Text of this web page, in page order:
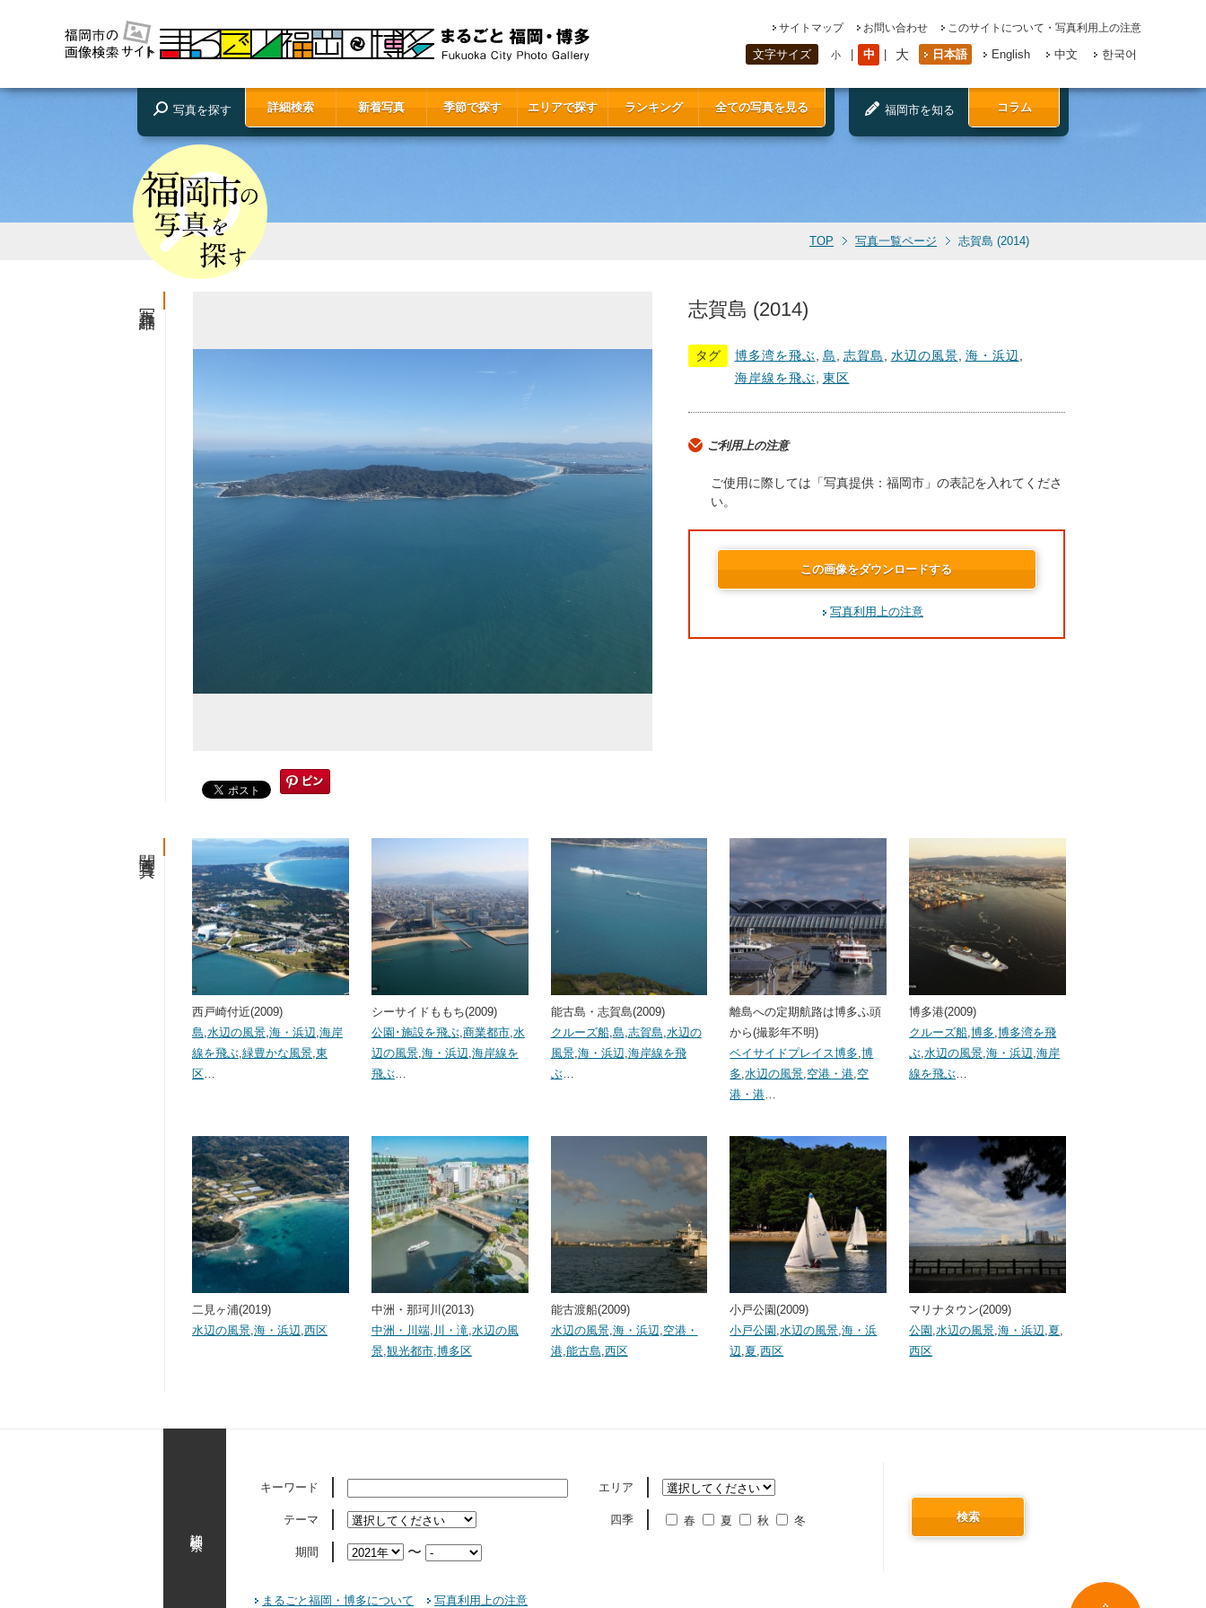
サイトマップ お問い合わせ このサイトについて・写真利用上の注意
文字サイズ 小 中 大 日本語 English 中文 한국어
写真を探す 詳細検索 新着写真 季節で探す エリアで探す ランキング 全ての写真を見る 福岡市を知る コラム
TOP 写真一覧ページ 志賀島 (2014)
志賀島 (2014)
タグ 博多湾を飛ぶ 島 志賀島 水辺の風景 海・浜辺
海岸線を飛ぶ
東区
ご利用上の注意
ご使用に際しては「写真提供：福岡市」の表記を入れてくださ
い。
この画像をダウンロードする
写真利用上の注意
西戸崎付近(2009)
島 水辺の風景 海・浜辺 海岸
線を飛ぶ 緑豊かな風景 東
区
シーサイドももち(2009)
公園･施設を飛ぶ, 商業都市, 水
辺の風景, 海・浜辺 海岸線を
飛ぶ…
能古島・志賀島(2009)
クルーズ船, 島 志賀島 水辺の
風景, 海・浜辺 海岸線を飛
ぶ…
離島への定期航路は博多ふ頭
から(撮影年不明)
ベイサイドプレイス博多 ,博
多 ,水辺の風景 空港・港 空
港・港
博多港(2009)
クルーズ船 ,博多 ,博多湾を飛
ぶ ,水辺の風景 ,海・浜辺 ,海岸
線を飛ぶ
二見ヶ浦(2019)
水辺の風景 海・浜辺 西区
中洲・那珂川(2013)
中洲・川端, 川・滝 水辺の風
景, 観光都市, 博多区
能古渡船(2009)
水辺の風景, 海・浜辺 空港・
港, 能古島 西区
小戸公園(2009)
小戸公園 ,水辺の風景 ,海・浜
辺 夏 ,西区
マリナタウン(2009)
公園 ,水辺の風景 ,海・浜辺 夏
西区
キーワード エリア
テーマ 四季 春 夏 秋 冬
期間 〜
検索
まるごと福岡・博多について 写真利用上の注意